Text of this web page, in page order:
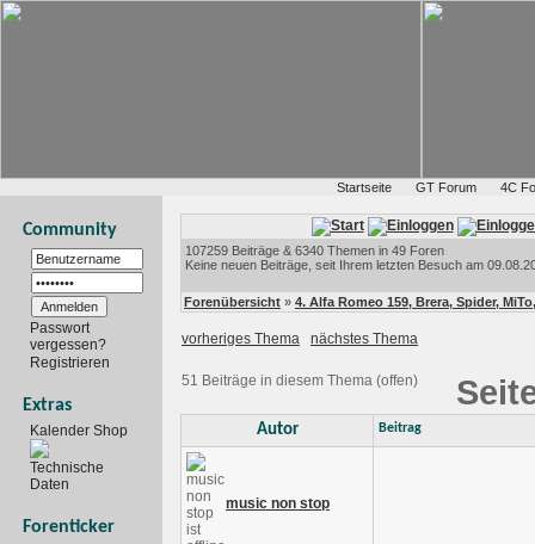
Startseite GT Forum 4C
Community
Passwort
vergessen?
Registrieren
Extras
Kalender Shop
Technische
Daten
Forenticker
107259 Beiträge & 6340 Themen in 49 Foren
Keine neuen Beiträge, seit Ihrem letzten Besuch am
Forenübersicht » 4. Alfa Romeo 159, Brera, Spider,
vorheriges Thema nächstes Thema
51 Beiträge in diesem Thema (offen)
Autor Beitrag
music non stop